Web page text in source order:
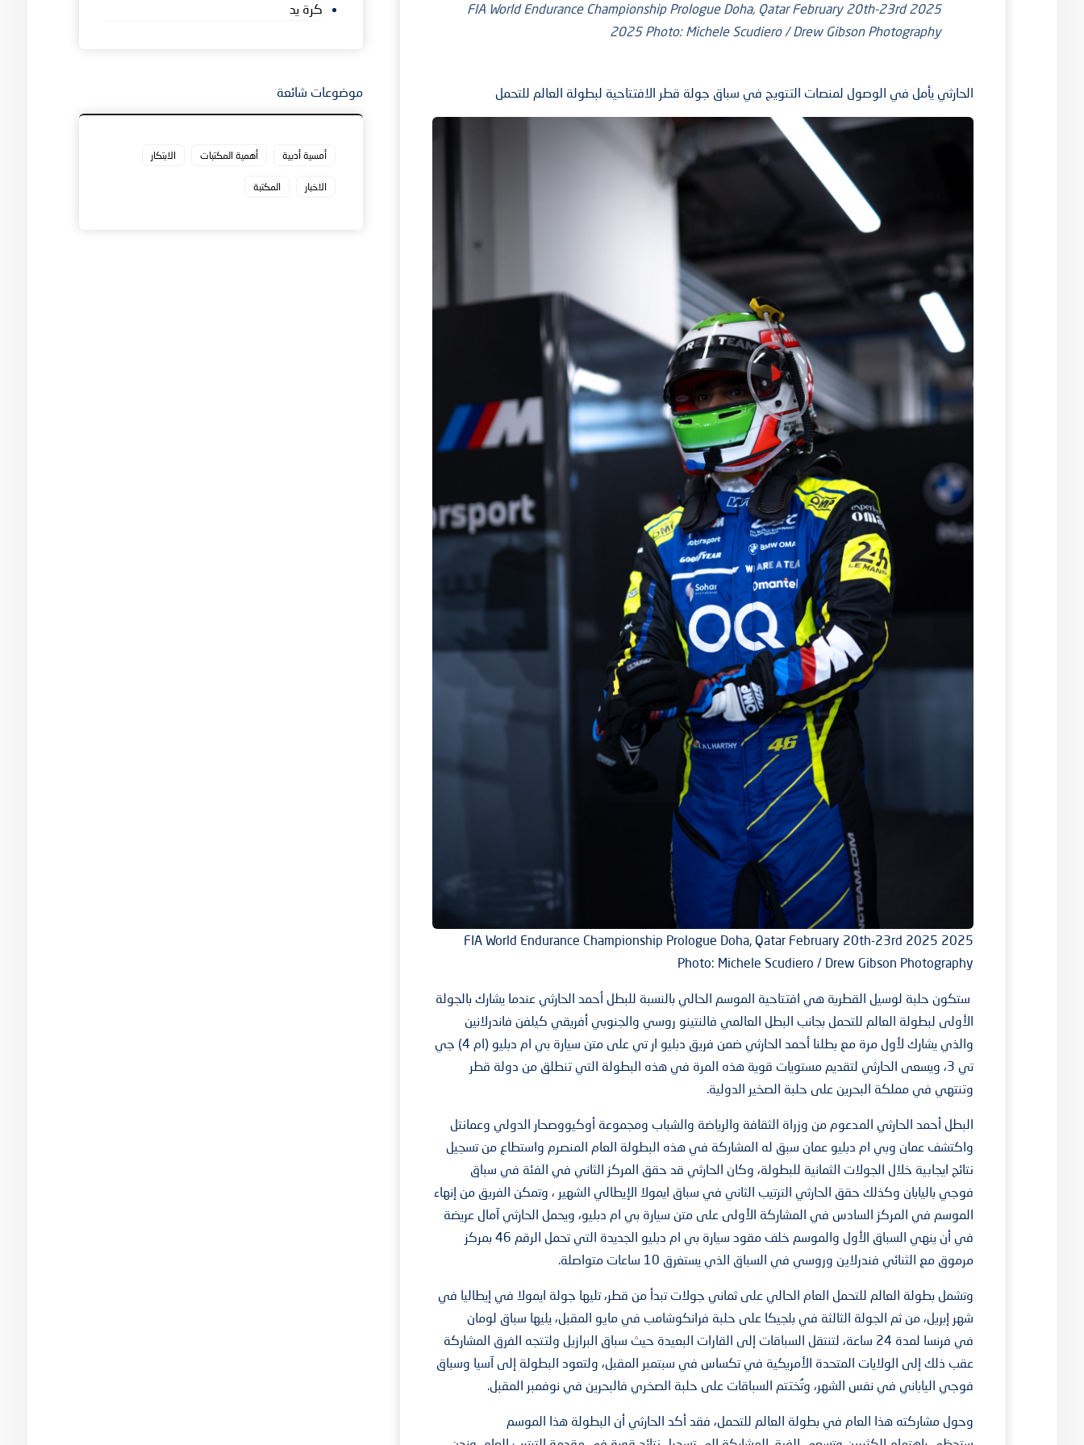
2025 FIA World Endurance Championship Prologue Doha, Qatar February 20th-23rd
2025 Photo: Michele Scudiero / Drew Gibson Photography
الحارثي يأمل في الوصول لمنصات التتويج في سباق جولة قطر الافتتاحية لبطولة العالم للتحمل
2025 FIA World Endurance Championship Prologue Doha, Qatar February 20th-23rd 2025
Photo: Michele Scudiero / Drew Gibson Photography
ستكون حلبة لوسيل القطرية هي افتتاحية الموسم الحالي بالنسبة للبطل أحمد الحارثي عندما يشارك بالجولة
الأولى لبطولة العالم للتحمل بجانب البطل العالمي فالنتينو روسي والجنوبي أفريقي كيلفن فاندرلانين
والذي يشارك لأول مرة مع بطلنا أحمد الحارثي ضمن فريق دبليو ار تي على متن سيارة بي ام دبليو (ام 4) جي
تي 3، ويسعى الحارثي لتقديم مستويات قوية هذه المرة في هذه البطولة التي تنطلق من دولة قطر
وتنتهي في مملكة البحرين على حلبة الصخير الدولية.
البطل أحمد الحارثي المدعوم من وزراة الثقافة والرياضة والشباب ومجموعة أوكيووصحار الدولي وعمانتل
واكتشف عمان وبي ام دبليو عمان سبق له المشاركة في هذه البطولة العام المنصرم واستطاع من تسجيل
نتائج ايجابية خلال الجولات الثمانية للبطولة، وكان الحارثي قد حقق المركز الثاني في الفئة في سباق
فوجي باليابان وكذلك حقق الحارثي الترتيب الثاني في سباق ايمولا الإيطالي الشهير ، وتمكن الفريق من إنهاء
الموسم في المركز السادس في المشاركة الأولى على متن سيارة بي ام دبليو، ويحمل الحارثي آمال عريضة
في أن ينهي السباق الأول والموسم خلف مقود سيارة بي ام دبليو الجديدة التي تحمل الرقم 46 بمركز
مرموق مع الثنائي فندرلاين وروسي في السباق الذي يستغرق 10 ساعات متواصلة.
وتشمل بطولة العالم للتحمل العام الحالي على ثماني جولات تبدأ من قطر، تليها جولة ايمولا في إيطاليا في
شهر إبريل، من ثم الجولة الثالثة في بلجيكا على حلبة فرانكوشامب في مايو المقبل، يليها سباق لومان
في فرنسا لمدة 24 ساعة، لتنتقل السباقات إلى القارات البعيدة حيث سباق البرازيل ولتتجه الفرق المشاركة
عقب ذلك إلى الولايات المتحدة الأمريكية في تكساس في سبتمبر المقبل، ولتعود البطولة إلى آسيا وسباق
فوجي الياباني في نفس الشهر، وتُختتم السباقات على حلبة الصخري فالبحرين في نوفمبر المقبل.
وحول مشاركته هذا العام في بطولة العالم للتحمل، فقد أكد الحارثي أن البطولة هذا الموسم
كرة يد
موضوعات شائعة
أمسية أدبية أهمية المكتبات الابتكار
الاخبار المكتبة